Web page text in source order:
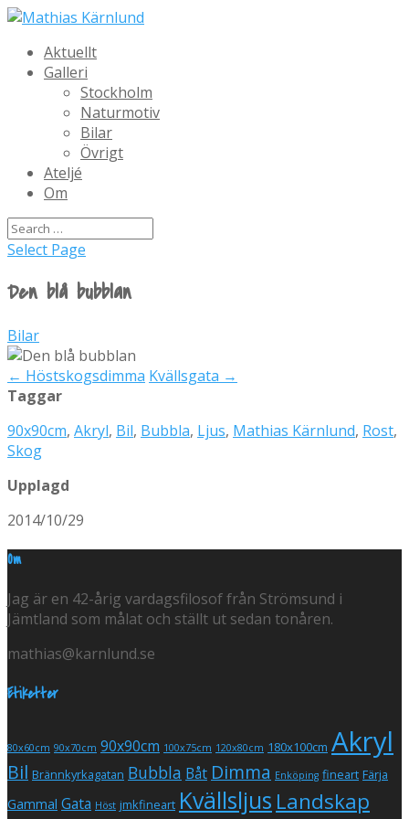
Aktuellt
Galleri
Stockholm
Naturmotiv
Bilar
Övrigt
Ateljé
Om
Select Page
Den blå bubblan
Bilar
← Höstskogsdimma Kvällsgata →
Taggar
90x90cm, Akryl, Bil, Bubbla, Ljus, Mathias Kärnlund, Rost,
Skog
Upplagd
2014/10/29
Om
Jag är en 42-årig vardagsfilosof från Strömsund i
Jämtland som målat och ställt ut sedan tonåren.
mathias@karnlund.se
Etiketter
80x60cm 90x70cm 90x90cm 100x75cm 120x80cm 180x100cm Akryl
Bil Brännkyrkagatan Bubbla Båt Dimma Enköping fineart Färja
Gammal Gata Höst jmkfineart Kvällsljus Landskap